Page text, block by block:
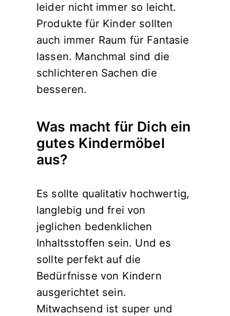
leider nicht immer so leicht.
Produkte für Kinder sollten
auch immer Raum für Fantasie
lassen. Manchmal sind die
schlichteren Sachen die
besseren.
Was macht für Dich ein
gutes Kindermöbel
aus?
Es sollte qualitativ hochwertig,
langlebig und frei von
jeglichen bedenklichen
Inhaltsstoffen sein. Und es
sollte perfekt auf die
Bedürfnisse von Kindern
ausgerichtet sein.
Mitwachsend ist super und